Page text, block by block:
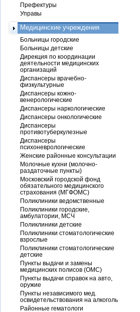
Префектуры
Управы
Медицинские учреждения
Больницы городские
Больницы детские
Дирекция по координации
деятельности медицинских
организаций
Диспансеры врачебно-
физкультурные
Диспансеры кожно-
венерологические
Диспансеры наркологические
Диспансеры онкологические
Диспансеры
противотуберкулезные
Диспансеры
психоневрологические
Женские районные консультации
Молочные кухни (молочно-
раздаточные пункты)
Московский городской фонд
обязательного медицинского
страхования (МГФОМС)
Поликлиники ведомственные
Поликлиники городские,
амбулатории, МСЧ
Поликлиники детские
Поликлиники стоматологические
взрослые
Поликлиники стоматологические
детские
Пункты выдачи и замены
медицинских полисов (ОМС)
Пункты выдачи справок на авто,
оружие
Пункты независимого мед.
освидетельствования на алкоголь
Районные гематологи